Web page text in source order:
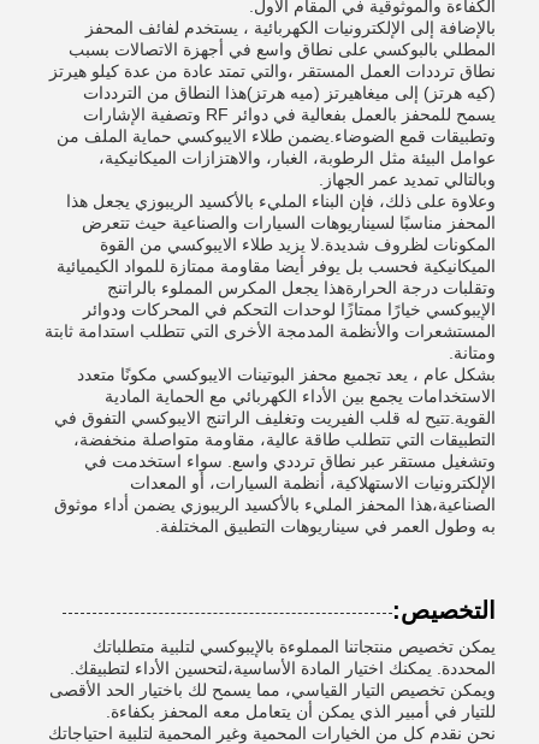
الكفاءة والموثوقية في المقام الأول.
بالإضافة إلى الإلكترونيات الكهربائية ، يستخدم لفائف المحفز
المطلي بالبوكسي على نطاق واسع في أجهزة الاتصالات بسبب
نطاق ترددات العمل المستقر ،والتي تمتد عادة من عدة كيلو هيرتز
(كيه هرتز) إلى ميغاهيرتز (ميه هرتز)هذا النطاق من الترددات
يسمح للمحفز بالعمل بفعالية في دوائر RF وتصفية الإشارات
وتطبيقات قمع الضوضاء.يضمن طلاء الايبوكسي حماية الملف من
عوامل البيئة مثل الرطوبة، الغبار، والاهتزازات الميكانيكية،
وبالتالي تمديد عمر الجهاز.
وعلاوة على ذلك، فإن البناء المليء بالأكسيد الريبوزي يجعل هذا
المحفز مناسبًا لسيناريوهات السيارات والصناعية حيث تتعرض
المكونات لظروف شديدة.لا يزيد طلاء الايبوكسي من القوة
الميكانيكية فحسب بل يوفر أيضا مقاومة ممتازة للمواد الكيميائية
وتقلبات درجة الحرارةهذا يجعل المكرس المملوء بالراتنج
الإيبوكسي خيارًا ممتازًا لوحدات التحكم في المحركات ودوائر
المستشعرات والأنظمة المدمجة الأخرى التي تتطلب استدامة ثابتة
ومتانة.
بشكل عام ، يعد تجميع محفز البوتينات الايبوكسي مكونًا متعدد
الاستخدامات يجمع بين الأداء الكهربائي مع الحماية المادية
القوية.تتيح له قلب الفيريت وتغليف الراتنج الايبوكسي التفوق في
التطبيقات التي تتطلب طاقة عالية، مقاومة متواصلة منخفضة،
وتشغيل مستقر عبر نطاق ترددي واسع. سواء استخدمت في
الإلكترونيات الاستهلاكية، أنظمة السيارات، أو المعدات
الصناعية،هذا المحفز المليء بالأكسيد الريبوزي يضمن أداء موثوق
به وطول العمر في سيناريوهات التطبيق المختلفة.
التخصيص:
يمكن تخصيص منتجاتنا المملوءة بالإيبوكسي لتلبية متطلباتك
المحددة. يمكنك اختيار المادة الأساسية،لتحسين الأداء لتطبيقك.
ويمكن تخصيص التيار القياسي، مما يسمح لك باختيار الحد الأقصى
للتيار في أمبير الذي يمكن أن يتعامل معه المحفز بكفاءة.
نحن نقدم كل من الخيارات المحمية وغير المحمية لتلبية احتياجاتك